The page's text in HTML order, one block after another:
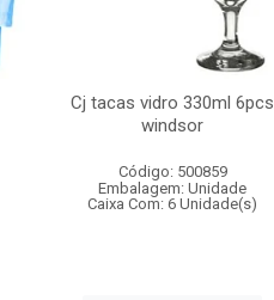
Cj tacas vidro 330ml 6pcs
windsor
Código: 500859
Embalagem: Unidade
Caixa Com: 6 Unidade(s)